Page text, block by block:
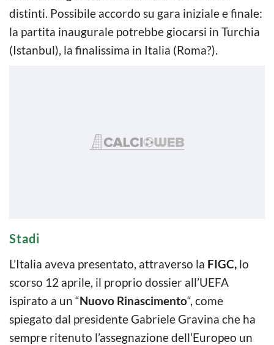
distinti. Possibile accordo su gara iniziale e finale:
la partita inaugurale potrebbe giocarsi in Turchia
(Istanbul), la finalissima in Italia (Roma?).
Stadi
L’Italia aveva presentato, attraverso la FIGC, lo
scorso 12 aprile, il proprio dossier all’UEFA
ispirato a un “Nuovo Rinascimento“, come
spiegato dal presidente Gabriele Gravina che ha
sempre ritenuto l’assegnazione dell’Europeo un